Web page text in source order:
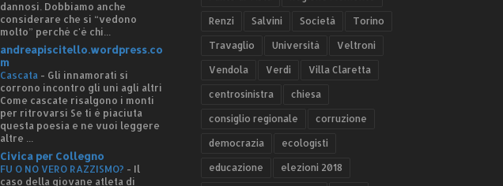
dannosi. Dobbiamo anche
considerare che si “vedono
molto” perché c'è chi...
andreapiscitello.wordpress.co
m
Cascata - Gli innamorati si
corrono incontro gli uni agli altri
Come cascate risalgono i monti
per ritrovarsi Se ti è piaciuta
questa poesia e ne vuoi leggere
altre ...
Civica per Collegno
FU O NO VERO RAZZISMO? - Il
caso della giovane atleta di
Renzi Salvini Società Torino
Travaglio Università Veltroni
Vendola Verdi Villa Claretta
centrosinistra chiesa
consiglio regionale corruzione
democrazia ecologisti
educazione elezioni 2018